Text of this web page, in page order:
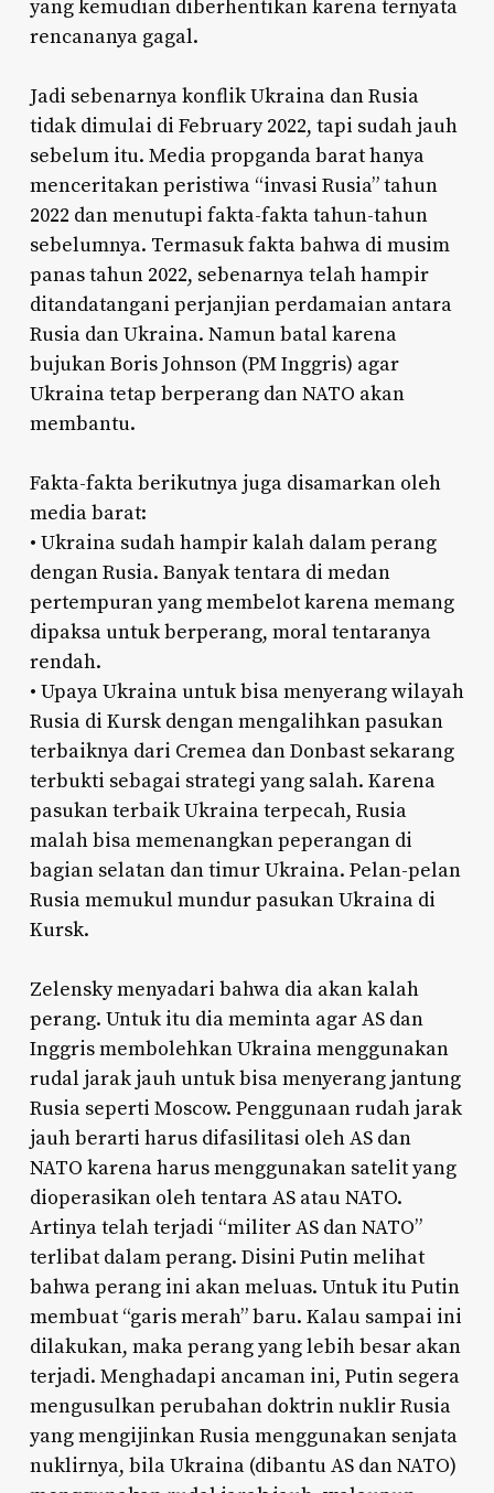
yang kemudian diberhentikan karena ternyata
rencananya gagal.
Jadi sebenarnya konflik Ukraina dan Rusia
tidak dimulai di February 2022, tapi sudah jauh
sebelum itu. Media propganda barat hanya
menceritakan peristiwa “invasi Rusia” tahun
2022 dan menutupi fakta-fakta tahun-tahun
sebelumnya. Termasuk fakta bahwa di musim
panas tahun 2022, sebenarnya telah hampir
ditandatangani perjanjian perdamaian antara
Rusia dan Ukraina. Namun batal karena
bujukan Boris Johnson (PM Inggris) agar
Ukraina tetap berperang dan NATO akan
membantu.
Fakta-fakta berikutnya juga disamarkan oleh
media barat:
• Ukraina sudah hampir kalah dalam perang
dengan Rusia. Banyak tentara di medan
pertempuran yang membelot karena memang
dipaksa untuk berperang, moral tentaranya
rendah.
• Upaya Ukraina untuk bisa menyerang wilayah
Rusia di Kursk dengan mengalihkan pasukan
terbaiknya dari Cremea dan Donbast sekarang
terbukti sebagai strategi yang salah. Karena
pasukan terbaik Ukraina terpecah, Rusia
malah bisa memenangkan peperangan di
bagian selatan dan timur Ukraina. Pelan-pelan
Rusia memukul mundur pasukan Ukraina di
Kursk.
Zelensky menyadari bahwa dia akan kalah
perang. Untuk itu dia meminta agar AS dan
Inggris membolehkan Ukraina menggunakan
rudal jarak jauh untuk bisa menyerang jantung
Rusia seperti Moscow. Penggunaan rudah jarak
jauh berarti harus difasilitasi oleh AS dan
NATO karena harus menggunakan satelit yang
dioperasikan oleh tentara AS atau NATO.
Artinya telah terjadi “militer AS dan NATO”
terlibat dalam perang. Disini Putin melihat
bahwa perang ini akan meluas. Untuk itu Putin
membuat “garis merah” baru. Kalau sampai ini
dilakukan, maka perang yang lebih besar akan
terjadi. Menghadapi ancaman ini, Putin segera
mengusulkan perubahan doktrin nuklir Rusia
yang mengijinkan Rusia menggunakan senjata
nuklirnya, bila Ukraina (dibantu AS dan NATO)